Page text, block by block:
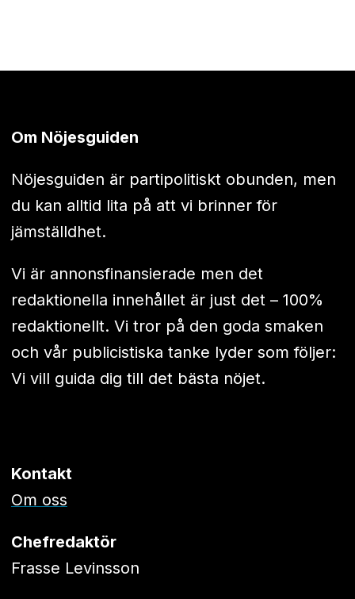
Om Nöjesguiden
Nöjesguiden är partipolitiskt obunden, men
du kan alltid lita på att vi brinner för
jämställdhet.
Vi är annonsfinansierade men det
redaktionella innehållet är just det – 100%
redaktionellt. Vi tror på den goda smaken
och vår publicistiska tanke lyder som följer:
Vi vill guida dig till det bästa nöjet.
Kontakt
Om oss
Chefredaktör
Frasse Levinsson